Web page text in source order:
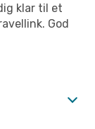
klar til et
God